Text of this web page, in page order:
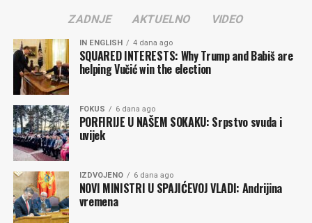
ZADNJE AKTUELNO VIDEO
IN ENGLISH 4 dana ago
SQUARED INTERESTS: Why Trump and Babiš are
helping Vučić win the election
FOKUS 6 dana ago
PORFIRIJE U NAŠEM SOKAKU: Srpstvo svuda i
uvijek
IZDVOJENO 6 dana ago
NOVI MINISTRI U SPAJIĆEVOJ VLADI: Andrijina
vremena